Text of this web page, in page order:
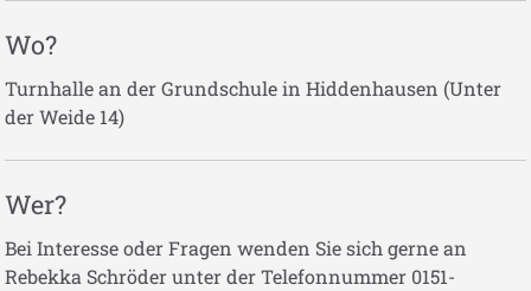
Wo?
Turnhalle an der Grundschule in Hiddenhausen (Unter
der Weide 14)
Wer?
Bei Interesse oder Fragen wenden Sie sich gerne an
Rebekka Schröder unter der Telefonnummer 0151-